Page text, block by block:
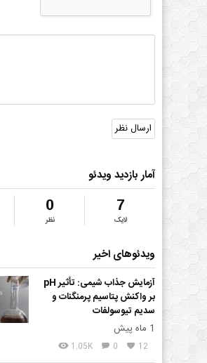
آمار بازدید ویدئو
0
نظر
7
لایک
ویدئوهای اخیر
آزمایش جذاب شیمی: تأثیر pH
بر واکنش پتاسیم پرمنگنات و
سدیم تیوسولفات
1 ماه پیش
1.05K 0 12